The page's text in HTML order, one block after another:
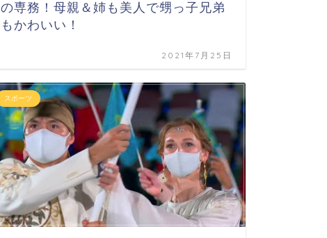
の専務！母親＆姉も美人で甥っ子兄弟
もかわいい！
2021年7月25日
スポーツ